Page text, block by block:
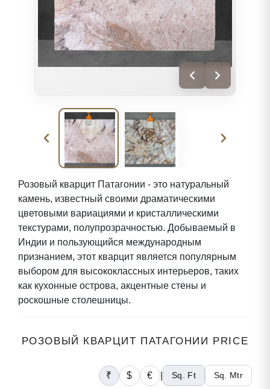
Розовый кварцит Патагонии - это натуральный
камень, известный своими драматическими
цветовыми вариациями и кристаллическими
текстурами, полупрозрачностью. Добываемый в
Индии и пользующийся международным
признанием, этот кварцит является популярным
выбором для высококлассных интерьеров, таких
как кухонные острова, акцентные стены и
роскошные столешницы.
РОЗОВЫЙ КВАРЦИТ ПАТАГОНИИ PRICE
₹ $ € Sq. Ft Sq. Mtr